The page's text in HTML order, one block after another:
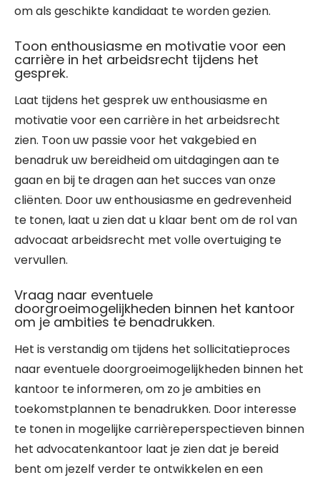
om als geschikte kandidaat te worden gezien.
Toon enthousiasme en motivatie voor een
carrière in het arbeidsrecht tijdens het
gesprek.
Laat tijdens het gesprek uw enthousiasme en
motivatie voor een carrière in het arbeidsrecht
zien. Toon uw passie voor het vakgebied en
benadruk uw bereidheid om uitdagingen aan te
gaan en bij te dragen aan het succes van onze
cliënten. Door uw enthousiasme en gedrevenheid
te tonen, laat u zien dat u klaar bent om de rol van
advocaat arbeidsrecht met volle overtuiging te
vervullen.
Vraag naar eventuele
doorgroeimogelijkheden binnen het kantoor
om je ambities te benadrukken.
Het is verstandig om tijdens het sollicitatieproces
naar eventuele doorgroeimogelijkheden binnen het
kantoor te informeren, om zo je ambities en
toekomstplannen te benadrukken. Door interesse
te tonen in mogelijke carrièreperspectieven binnen
het advocatenkantoor laat je zien dat je bereid
bent om jezelf verder te ontwikkelen en een